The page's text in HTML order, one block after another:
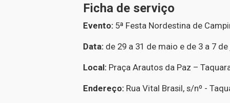
Ficha de serviço
Evento: 5ª Festa Nordestina de
Data: de 29 a 31 de maio e de 3 a 7
Local: Praça Arautos da Paz –
Endereço: Rua Vital Brasil, s/nº -